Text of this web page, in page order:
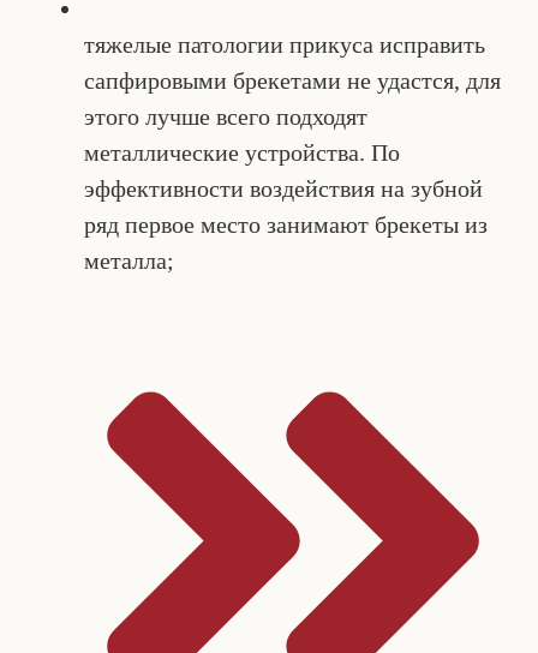
тяжелые патологии прикуса исправить
сапфировыми брекетами не удастся, для
этого лучше всего подходят
металлические устройства. По
эффективности воздействия на зубной
ряд первое место занимают брекеты из
металла;